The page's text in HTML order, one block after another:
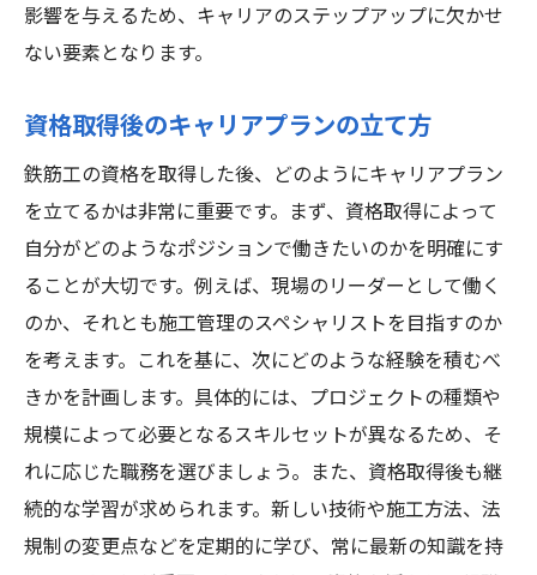
影響を与えるため、キャリアのステップアップに欠かせ
ない要素となります。
資格取得後のキャリアプランの立て方
鉄筋工の資格を取得した後、どのようにキャリアプラン
を立てるかは非常に重要です。まず、資格取得によって
自分がどのようなポジションで働きたいのかを明確にす
ることが大切です。例えば、現場のリーダーとして働く
のか、それとも施工管理のスペシャリストを目指すのか
を考えます。これを基に、次にどのような経験を積むべ
きかを計画します。具体的には、プロジェクトの種類や
規模によって必要となるスキルセットが異なるため、そ
れに応じた職務を選びましょう。また、資格取得後も継
続的な学習が求められます。新しい技術や施工方法、法
規制の変更点などを定期的に学び、常に最新の知識を持